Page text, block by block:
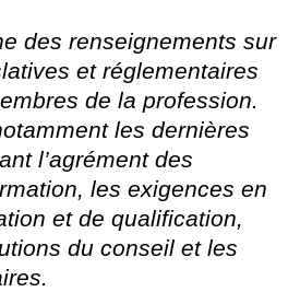
des renseignements sur
et réglementaires
de la profession.
les dernières
l’agrément des
les exigences en
et de qualification,
du conseil et les